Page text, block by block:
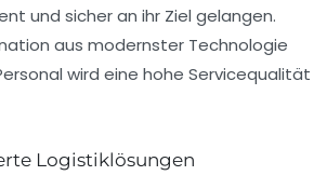
und sicher an ihr Ziel gelangen.
aus modernster Technologie
wird eine hohe Servicequalität
Logistiklösungen